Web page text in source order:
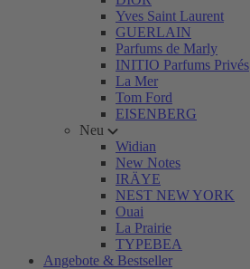
Yves Saint Laurent
GUERLAIN
Parfums de Marly
INITIO Parfums Privés
La Mer
Tom Ford
EISENBERG
Neu
Widian
New Notes
IRÄYE
NEST NEW YORK
Ouai
La Prairie
TYPEBEA
Angebote & Bestseller